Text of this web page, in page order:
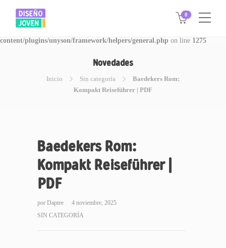
Warning: Invalid argument supplied for foreach() in
/www/disegnojoven.com.ar/htdocs/wp-
content/plugins/unyson/framework/helpers/general.php on line 1275
0
Novedades
Inicio Sin categoría
Baedekers Rom:
Kompakt Reiseführer | PDF
Baedekers Rom:
Kompakt Reiseführer |
PDF
por Daptee
4 noviembre, 2025
SIN CATEGORÍA